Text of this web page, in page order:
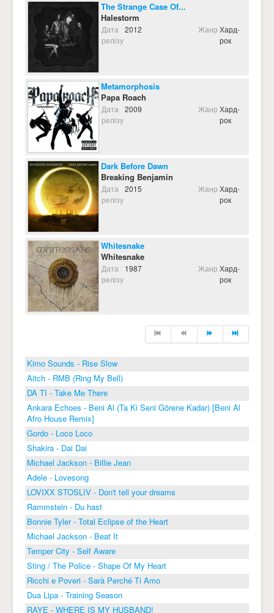
The Strange Case Of...
Halestorm
Дата
релізу
2012 Жанр Хард-
рок
Metamorphosis
Papa Roach
Дата
релізу
2009 Жанр Хард-
рок
Dark Before Dawn
Breaking Benjamin
Дата
релізу
2015 Жанр Хард-
рок
Whitesnake
Whitesnake
Дата
релізу
1987 Жанр Хард-
рок
Kimo Sounds - Rise Slow
Aitch - RMB (Ring My Bell)
DA TI - Take Me There
Ankara Echoes - Beni Al (Ta Ki Seni Görene Kadar) [Beni Al
Afro House Remix]
Gordo - Loco Loco
Shakira - Dai Dai
Michael Jackson - Billie Jean
Adele - Lovesong
LOVIXX STOSLIV - Don't tell your dreams
Rammstein - Du hast
Bonnie Tyler - Total Eclipse of the Heart
Michael Jackson - Beat It
Temper City - Self Aware
Sting / The Police - Shape Of My Heart
Ricchi e Poveri - Sarà Perché Ti Amo
Dua Lipa - Training Season
RAYE - WHERE IS MY HUSBAND!